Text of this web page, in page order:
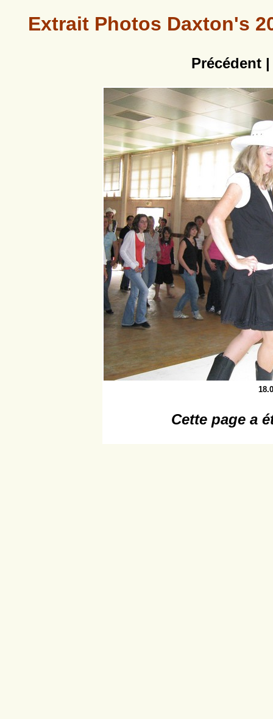
Extrait Photos Daxton's
Précédent
Cette page a